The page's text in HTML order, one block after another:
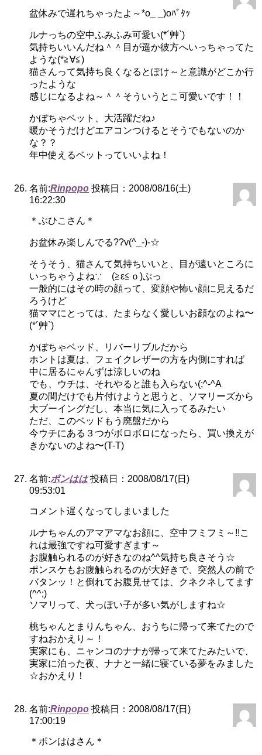
盆休みで遅れちゃったよ～*o_ _)oﾊﾞﾀｯ
ルナっちの空中ふみふみ可愛い(*´艸`)
気持ちいいんだね＾＾目が遥か彼方へいっちゃってた
ような(*≧∀≦)
猫さんって気持ち良くなるとぽけ～と意識がどこか行
ったような
感じになるよね～＾＾そういうとこ可愛いです！！
かぼちゃベット、大活躍だね♪
暖かそうだけどエアコンつけるとそうでもないのか
な？？
年中使えるベットっていいよね！
名前:Rinpopo 投稿日：2008/08/16(土)
16:22:30
＊ぶひこさん＊
お盆休み楽しんでる??v(^_-)-☆
そうそう、猫さんて気持ちいいと、目が遠いところに
いっちゃうよね∵ゞ(≧ε≦ｏ)ぷっ
一般的にはその時の顔って、変顔や怖い顔に見えるだ
ろうけど
猫ママにとっては、たまらなく愛しいお顔なのよね〜
(*´艸`)
かぼちゃベッド、リバーリブルだから
ホントは夏は、フェイクレザーの方を内側にすれば
中に居るにゃんずは涼しいのね
でも、ウチは、それやると誰も入らない(;^-^A
夏の間だけでも片付けようと思うと、ソマリーズから
大ブーイングだし、本当に気に入ってるみたい
ただ、このベッドもう廃盤だから
今ウチにある３つがボロボロになったら、買い換えが
きかないのよね〜(T-T)
名前:ポンはは 投稿日：2008/08/17(日)
09:53:01
コメント遅くなってしまいました
ルナちゃんのアマアマなお顔に、空中フミフミ～!!こ
れは最強ですね可愛すぎます～
お腹触られるのが好きなのね^^気持ち良さそう☆
ポンスケもお腹触られるのが大好きで、突然人の前で
バタンッ！と倒れてお腹見せては、クネクネしてます
(^^;)
ソマリって、犬っぽい子が多い気がしますね☆
桃ちゃんとまりんちゃん、おうちに帰って来てたので
すねおかえり～！
実家にも、ニャンコのナナが帰って来てたみたいで、
実家に泊った夜、ナナと一緒に寝ている夢をみました
☆おかえり！
名前:Rinpopo 投稿日：2008/08/17(日)
17:00:19
＊ポンははさん＊